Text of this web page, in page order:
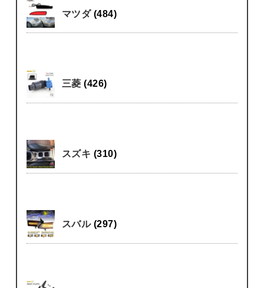
マツダ (484)
三菱(426)
スズキ (310)
スバル (297)